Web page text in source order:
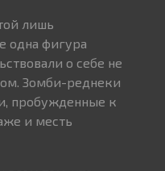
лишь
одна фигура
о себе не
Зомби-реднеки
пробужденные к
и месть